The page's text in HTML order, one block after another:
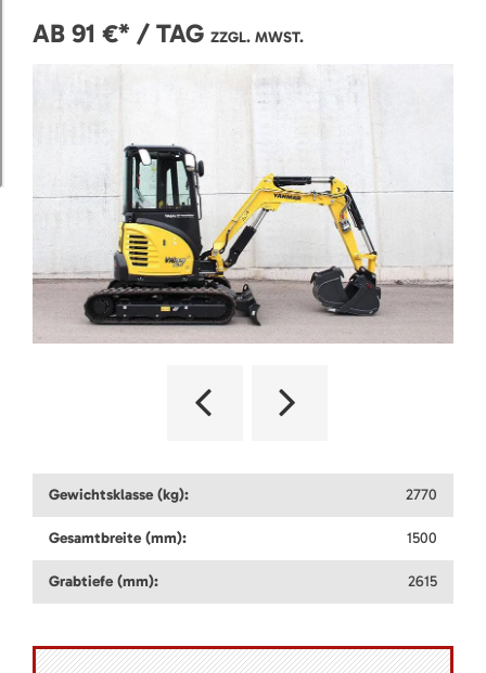
AB 91 €* / TAG ZZGL. MWST.
Gewichtsklasse (kg): 2770
Gesamtbreite (mm): 1500
Grabtiefe (mm): 2615